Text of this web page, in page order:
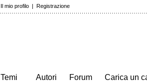
Il mio profilo | Registrazione
Temi
Autori
Forum
Carica un